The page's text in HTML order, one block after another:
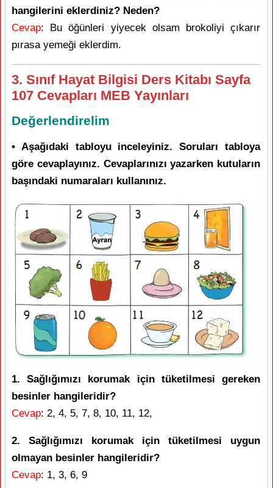
hangilerini eklerdiniz? Neden?
Cevap: Bu öğünleri yiyecek olsam brokoliyi çıkarır
pırasa yemeği eklerdim.
3. Sınıf Hayat Bilgisi Ders Kitabı Sayfa
107 Cevapları MEB Yayınları
Değerlendirelim
• Aşağıdaki tabloyu inceleyiniz. Soruları tabloya
göre cevaplayınız. Cevaplarınızı yazarken kutuların
başındaki numaraları kullanınız.
1. Sağlığımızı korumak için tüketilmesi gereken
besinler hangileridir?
Cevap: 2, 4, 5, 7, 8, 10, 11, 12,
2. Sağlığımızı korumak için tüketilmesi uygun
olmayan besinler hangileridir?
Cevap: 1, 3, 6, 9